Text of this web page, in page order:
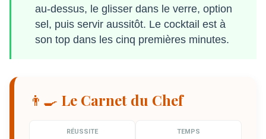
au-dessus, le glisser dans le verre, option
sel, puis servir aussitôt. Le cocktail est à
son top dans les cinq premières minutes.
👨‍🍳 Le Carnet du Chef
RÉUSSITE TEMPS